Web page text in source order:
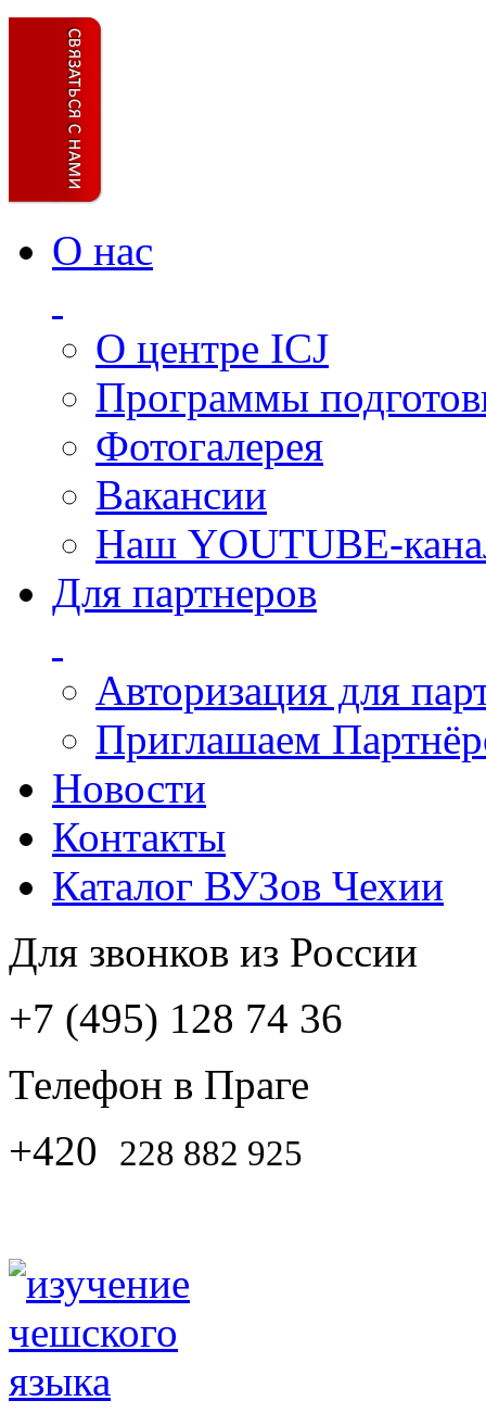
О нас
О центре ICJ
Программы
Фотогалерея
Вакансии
Наш YOUTUBE-
Для партнеров
Авторизация для
Приглашаем
Новости
Контакты
Каталог ВУЗов Чехии
Для звонков из России
+7 (495) 128 74 36
Телефон в Праге
+420
228 882 925